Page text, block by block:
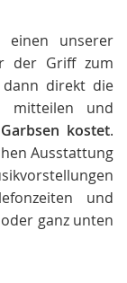
einen unserer
der Griff zum
dann direkt die
mitteilen und
kostet.
Ausstattung
und
ganz unten